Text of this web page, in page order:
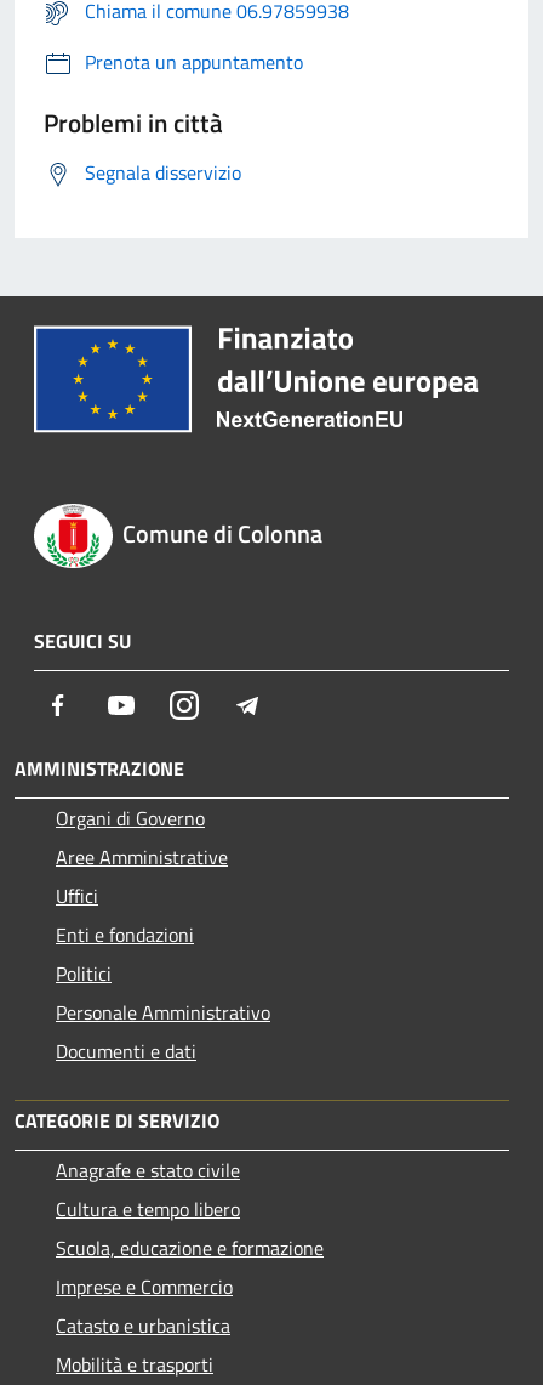
Chiama il comune 06.97859938
Prenota un appuntamento
Problemi in città
Segnala disservizio
Comune di Colonna
SEGUICI SU
Facebook YoutubeInstagram
AMMINISTRAZIONE
Organi di Governo
Aree Amministrative
Uffici
Enti e fondazioni
Politici
Personale Amministrativo
Documenti e dati
CATEGORIE DI SERVIZIO
Anagrafe e stato civile
Cultura e tempo libero
Scuola, educazione e formazione
Imprese e Commercio
Catasto e urbanistica
Mobilità e trasporti